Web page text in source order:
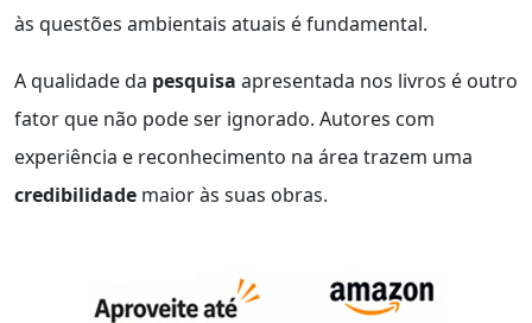
às questões ambientais atuais é fundamental.
A qualidade da pesquisa apresentada nos livros é outro
fator que não pode ser ignorado. Autores com
experiência e reconhecimento na área trazem uma
credibilidade maior às suas obras.